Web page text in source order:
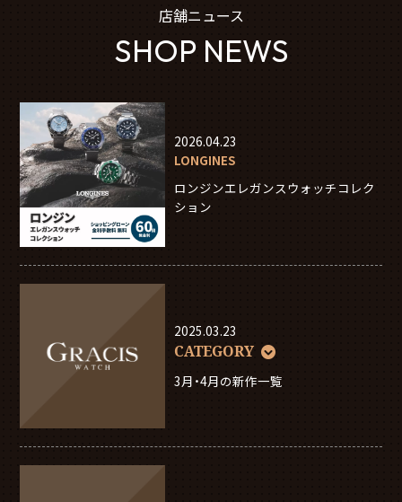
店舗ニュース
SHOP NEWS
2026.04.23
LONGINES
ロンジンエレガンスウォッチコレク
ション
2025.03.23
CATEGORY
3月・4月の新作一覧